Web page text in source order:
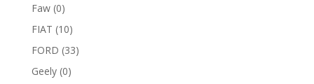
Faw (0)
FIAT (10)
FORD (33)
Geely (0)